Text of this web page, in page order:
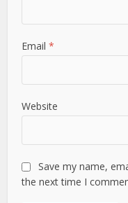
Email*
Website
Save my name,
the next time I